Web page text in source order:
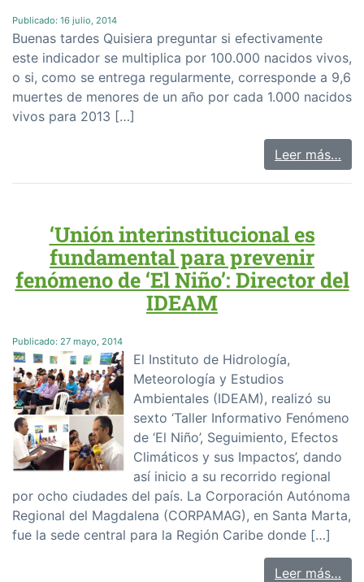
Publicado: 16 julio, 2014
Buenas tardes Quisiera preguntar si efectivamente
este indicador se multiplica por 100.000 nacidos vivos,
o si, como se entrega regularmente, corresponde a 9,6
muertes de menores de un año por cada 1.000 nacidos
vivos para 2013 […]
Leer más…
‘Unión interinstitucional es
fundamental para prevenir
fenómeno de ‘El Niño’: Director del
IDEAM
Publicado: 27 mayo, 2014
El Instituto de Hidrología,
Meteorología y Estudios
Ambientales (IDEAM), realizó su
sexto ‘Taller Informativo Fenómeno
de ‘El Niño’, Seguimiento, Efectos
Climáticos y sus Impactos’, dando
así inicio a su recorrido regional
por ocho ciudades del país. La Corporación Autónoma
Regional del Magdalena (CORPAMAG), en Santa Marta,
fue la sede central para la Región Caribe donde […]
Leer más…